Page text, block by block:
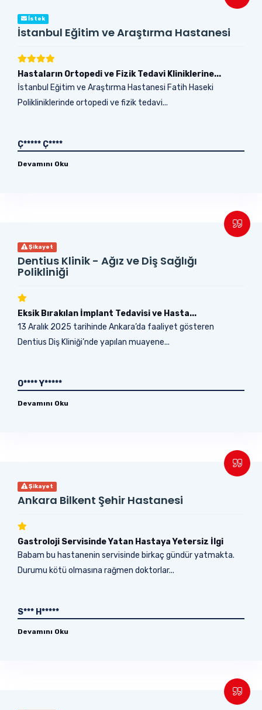
İstek
İstanbul Eğitim ve Araştırma Hastanesi
Hastaların Ortopedi ve Fizik Tedavi Kliniklerine...
İstanbul Eğitim ve Araştırma Hastanesi Fatih Haseki
Polikliniklerinde ortopedi ve fizik tedavi...
Ç***** Ç****
Devamını Oku
Şikayet
Dentius Klinik - Ağız ve Diş Sağlığı
Polikliniği
Eksik Bırakılan İmplant Tedavisi ve Hasta...
13 Aralık 2025 tarihinde Ankara’da faaliyet gösteren
Dentius Diş Kliniği’nde yapılan muayene...
O**** Y*****
Devamını Oku
Şikayet
Ankara Bilkent Şehir Hastanesi
Gastroloji Servisinde Yatan Hastaya Yetersiz İlgi
Babam bu hastanenin servisinde birkaç gündür yatmakta.
Durumu kötü olmasına rağmen doktorlar...
S*** H*****
Devamını Oku